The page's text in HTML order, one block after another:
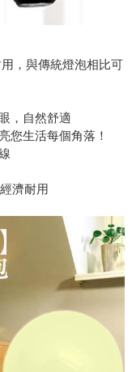
，與傳統燈泡相比可
，自然舒適
您生活每個角落！
濟耐用